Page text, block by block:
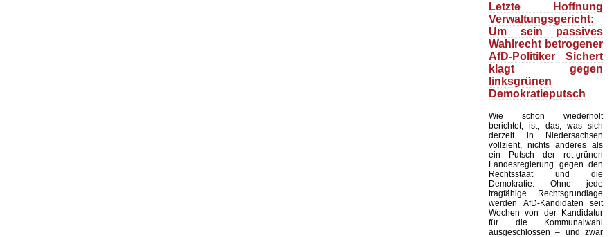
Letzte Hoffnung
Verwaltungsgericht:
Um sein passives
Wahlrecht betrogener
AfD-Politiker Sichert
klagt gegen
linksgrünen
Demokratieputsch
Wie schon wiederholt
berichtet, ist, das, was sich
derzeit in Niedersachsen
vollzieht, nichts anderes als
ein Putsch der rot-grünen
Landesregierung gegen den
Rechtsstaat und die
Demokratie. Ohne jede
tragfähige Rechtsgrundlage
werden AfD-Kandidaten seit
Wochen von der Kandidatur
für die Kommunalwahl
ausgeschlossen – und zwar